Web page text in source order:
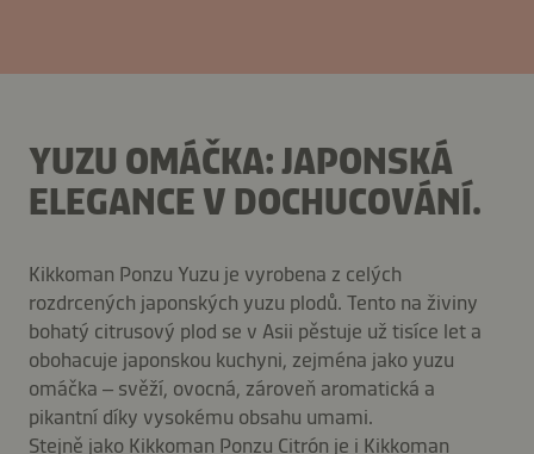
YUZU OMÁČKA: JAPONSKÁ
ELEGANCE V DOCHUCOVÁNÍ.
Kikkoman Ponzu Yuzu je vyrobena z celých
rozdrcených japonských yuzu plodů. Tento na živiny
bohatý citrusový plod se v Asii pěstuje už tisíce let a
obohacuje japonskou kuchyni, zejména jako yuzu
omáčka – svěží, ovocná, zároveň aromatická a
pikantní díky vysokému obsahu umami.
Stejně jako Kikkoman Ponzu Citrón je i Kikkoman